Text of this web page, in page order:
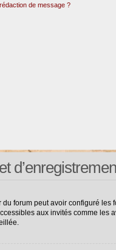
de message ?
forum peut avoir configuré
aux invités comme les